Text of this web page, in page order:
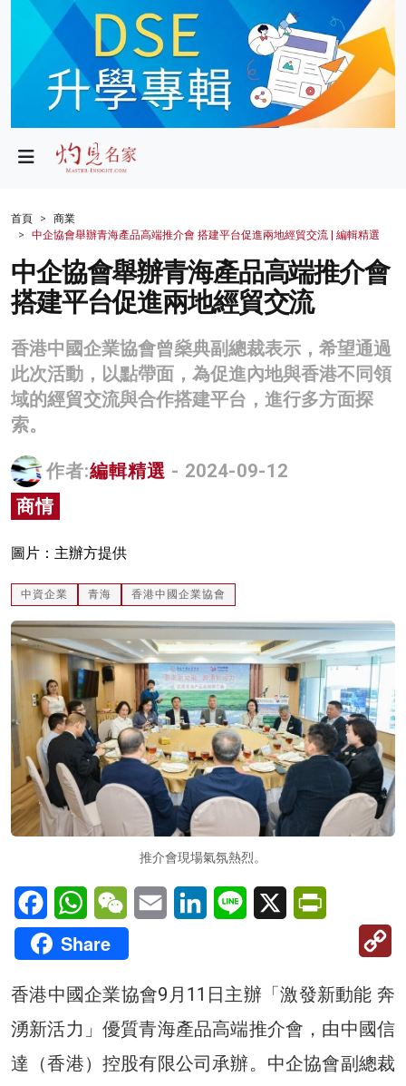
政局
財經
生活
健康
商業
科技
影片
名家榜
灼見活動
關於我們
首頁
商業
中企協會舉辦青海產品高端推介會 搭建平台促進兩地經貿交流 | 編輯精選
中企協會舉辦青海產品高端推介會
搭建平台促進兩地經貿交流
香港中國企業協會曾燊典副總裁表示，希望通過
此次活動，以點帶面，為促進內地與香港不同領
域的經貿交流與合作搭建平台，進行多方面探
索。
作者:編輯精選 - 2024-09-12
商情
圖片：主辦方提供
中資企業 青海 香港中國企業協會
推介會現場氣氛熱烈。
FacebookWhatsAppWeChatEmail LinkedInLine X
Share
香港中國企業協會9月11日主辦「激發新動能 奔
湧新活力」優質青海產品高端推介會，由中國信
達（香港）控股有限公司承辦。中企協會副總裁